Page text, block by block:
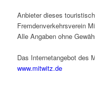
Anbieter dieses
Fremdenverkehrsverein
Alle Angaben ohne
Das Internetangebot des
www.mitwitz.de